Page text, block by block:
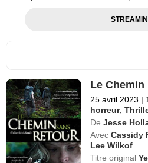
Le
25 avril 2023 |
horreur,
De Jesse
Avec Cassidy
Lee Wilkof
Titre original